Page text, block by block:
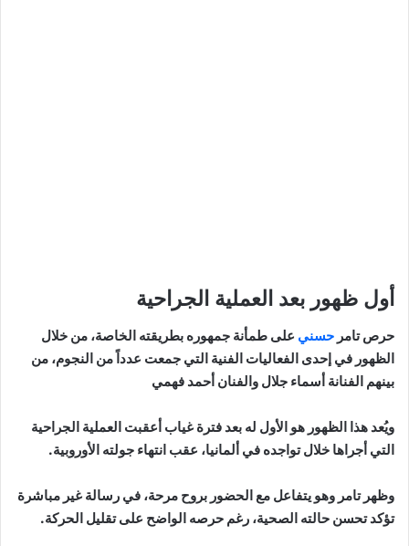
أول ظهور بعد العملية الجراحية
حرص تامر حسني على طمأنة جمهوره بطريقته الخاصة، من خلال
الظهور في إحدى الفعاليات الفنية التي جمعت عدداً من النجوم، من
بينهم الفنانة أسماء جلال والفنان أحمد فهمي
ويُعد هذا الظهور هو الأول له بعد فترة غياب أعقبت العملية الجراحية
التي أجراها خلال تواجده في ألمانيا، عقب انتهاء جولته الأوروبية.
وظهر تامر وهو يتفاعل مع الحضور بروح مرحة، في رسالة غير مباشرة
تؤكد تحسن حالته الصحية، رغم حرصه الواضح على تقليل الحركة.